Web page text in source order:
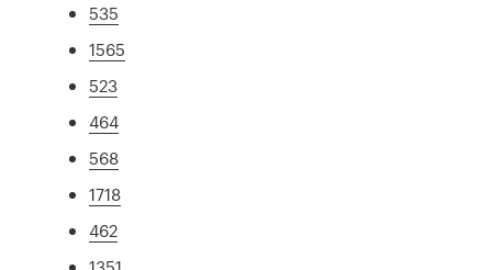
535
1565
523
464
568
1718
462